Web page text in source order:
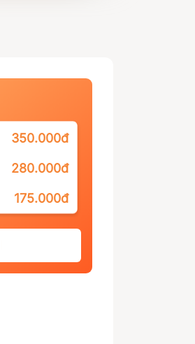
350.000đ
280.000đ
175.000đ